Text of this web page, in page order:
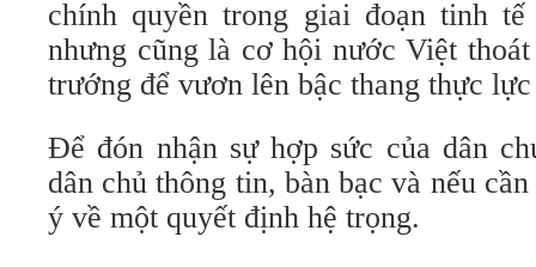
chính quyền trong giai đoạn tinh
nhưng cũng là cơ hội nước Việt
trướng để vươn lên bậc thang thực
Để đón nhận sự hợp sức của dân
dân chủ thông tin, bàn bạc và nếu
ý về một quyết định hệ trọng.